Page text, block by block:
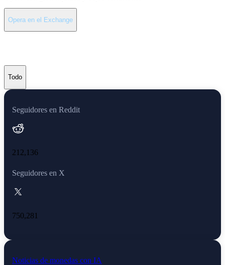
Opera en el Exchange
Todo
Seguidores en Reddit
212,136
Seguidores en X
750,281
Noticias de monedas con IA